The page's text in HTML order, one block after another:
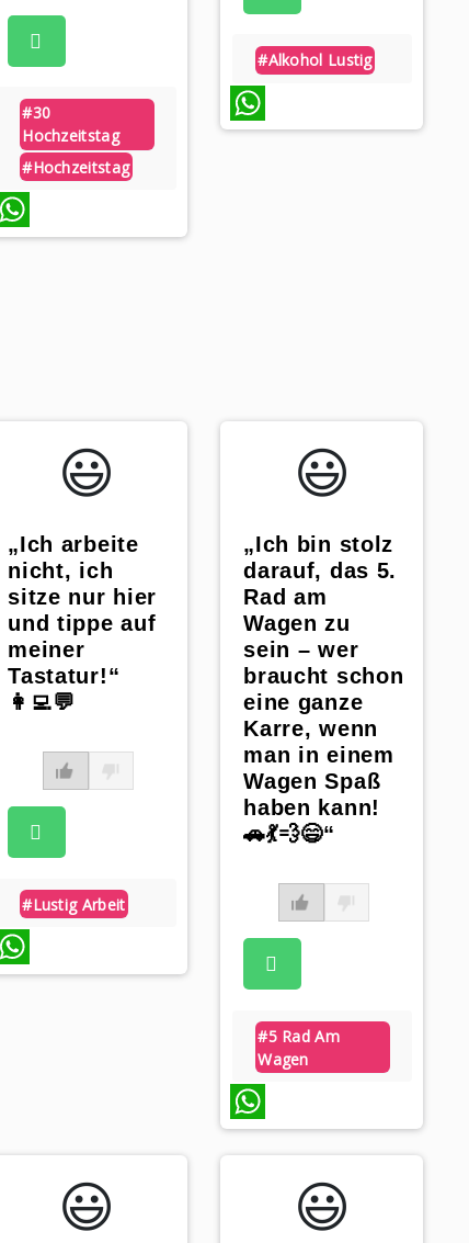
#30
Hochzeitstag
#hochzeitstag
#alkohol Lustig
😃️
„Ich arbeite
nicht, ich
sitze nur hier
und tippe auf
meiner
Tastatur!“
👩‍💻💬
#lustig Arbeit
😃️
„Ich bin stolz
darauf, das 5.
Rad am
Wagen zu
sein – wer
braucht schon
eine ganze
Karre, wenn
man in einem
Wagen Spaß
haben kann!
🚗💃💨😄“
#5 Rad Am
Wagen
😃️ 😃️